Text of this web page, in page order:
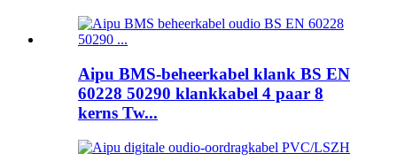
Aipu BMS-beheerkabel klank BS EN
60228 50290 klankkabel 4 paar 8
kerns Tw...